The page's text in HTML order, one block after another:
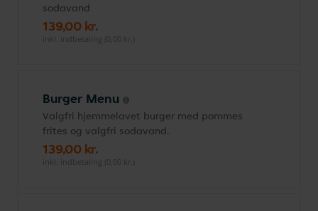
sodavand
139,00 kr.
inkl. indbetaling (0,00 kr.)
Burger Menu
Valgfri hjemmelavet burger med pommes
frites og valgfri sodavand.
139,00 kr.
inkl. indbetaling (0,00 kr.)